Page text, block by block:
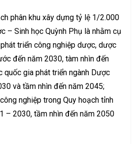
phân khu xây dựng tỷ lệ 1/2.000
– Sinh học Quỳnh Phụ là nhằm cụ
triển công nghiệp dược, dược
đến năm 2030, tàm nhìn đến
quốc gia phát triển ngành Dược
và tầm nhìn đến năm 2045;
nghiệp trong Quy hoạch tỉnh
– 2030, tầm nhìn đến năm 2050